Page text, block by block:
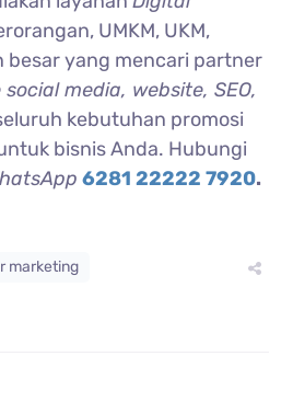
UMKM, UKM,
besar yang mencari partner
media, website, SEO,
kebutuhan promosi
bisnis Anda. Hubungi
6281 22222 7920.
marketing